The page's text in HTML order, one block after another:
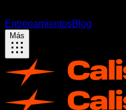
EntrenamientosBlog
Más